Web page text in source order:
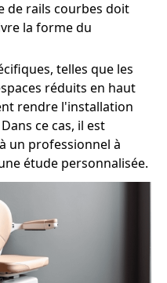
de rails courbes doit
la forme du
telles que les
réduits en haut
rendre l'installation
ce cas, il est
un professionnel à
étude personnalisée.